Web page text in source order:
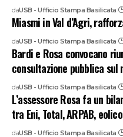
daUSB - Ufficio Stampa Basilicata
Miasmi in Val d’Agri,
daUSB - Ufficio Stampa Basilicata
Bardi e Rosa convocano
consultazione pubblica sul
daUSB - Ufficio Stampa Basilicata
L’assessore Rosa fa un
tra Eni, Total, ARPAB,
daUSB - Ufficio Stampa Basilicata